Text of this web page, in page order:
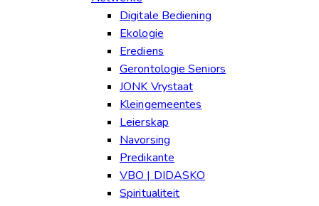
Digitale Bediening
Ekologie
Erediens
Gerontologie Seniors
JONK Vrystaat
Kleingemeentes
Leierskap
Navorsing
Predikante
VBO | DIDASKO
Spiritualiteit